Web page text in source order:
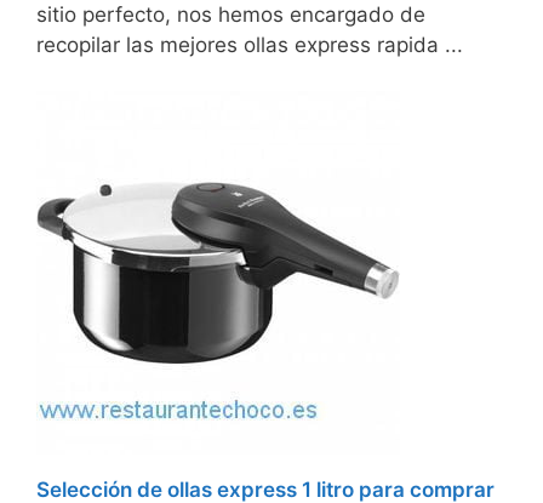
sitio perfecto, nos hemos encargado de
recopilar las mejores ollas express rapida ...
Selección de ollas express 1 litro para comprar